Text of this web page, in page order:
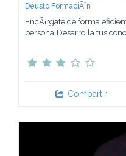
Deusto FormaciÃ³n
EncÃ¡rgate de forma
personalDesarrolla tus
Compartir